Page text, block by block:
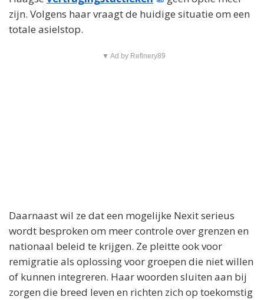
zijn. Volgens haar vraagt de huidige situatie om een
totale asielstop.
▼ Ad by Refinery89
Daarnaast wil ze dat een mogelijke Nexit serieus
wordt besproken om meer controle over grenzen en
nationaal beleid te krijgen. Ze pleitte ook voor
remigratie als oplossing voor groepen die niet willen
of kunnen integreren. Haar woorden sluiten aan bij
zorgen die breed leven en richten zich op toekomstig